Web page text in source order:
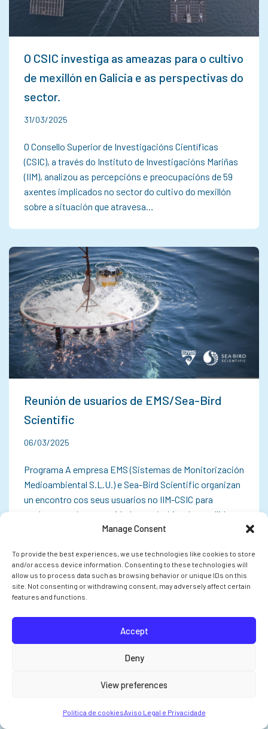
Manage Consent
To provide the best experiences, we use technologies like cookies to store
and/or access device information. Consenting to these technologies will
allow us to process data such as browsing behavior or unique IDs on this
site. Not consenting or withdrawing consent, may adversely affect certain
features and functions.
Accept
Deny
View preferences
Política de cookiesAviso Legal e Privacidade
O CSIC investiga as ameazas para o cultivo
de mexillón en Galicia e as perspectivas do
sector.
31/03/2025
O Consello Superior de Investigacións Científicas
(CSIC), a través do Instituto de Investigacións Mariñas
(IIM), analizou as percepcións e preocupacións de 59
axentes implicados no sector do cultivo do mexillón
sobre a situación que atravesa…
Reunión de usuarios de EMS/Sea-Bird
Scientific
06/03/2025
Programa A empresa EMS (Sistemas de Monitorización
Medioambiental S.L.U.) e Sea-Bird Scientific organizan
un encontro cos seus usuarios no IIM-CSIC para
explorar as súas necesidades no ámbito da recollida,
monitorización e análise de datos. O…
INVESTIGACIÓN